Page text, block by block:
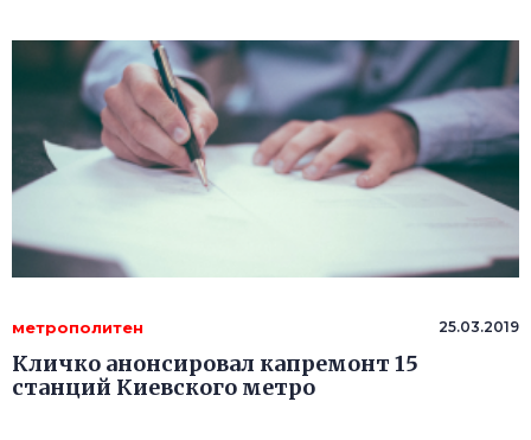
метрополитен 25.03.2019
Кличко анонсировал капремонт 15
станций Киевского метро